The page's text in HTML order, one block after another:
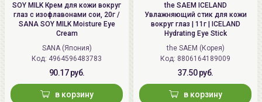
SOY MILK Крем для кожи вокруг
глаз с изофлавонами сои, 20г /
SANA SOY MILK Moisture Eye
Cream
SANA (Япония)
Код: 4964596483783
90.17 руб.
в корзину
the SAEM ICELAND
Увлажняющий стик для кожи
вокруг глаз | 11г | ICELAND
Hydrating Eye Stick
the SAEM (Корея)
Код: 8806164189009
37.50 руб.
в корзину